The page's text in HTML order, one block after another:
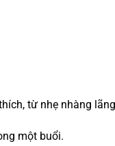
từ nhẹ nhàng
một buổi.